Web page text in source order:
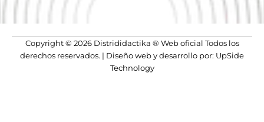
Copyright © 2026 Distrididactika ® Web oficial Todos los
derechos reservados. | Diseño web y desarrollo por: UpSide
Technology